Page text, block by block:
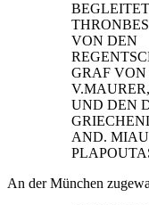
VON DEN
GRAF VON
UND DEN
AND.
An der München